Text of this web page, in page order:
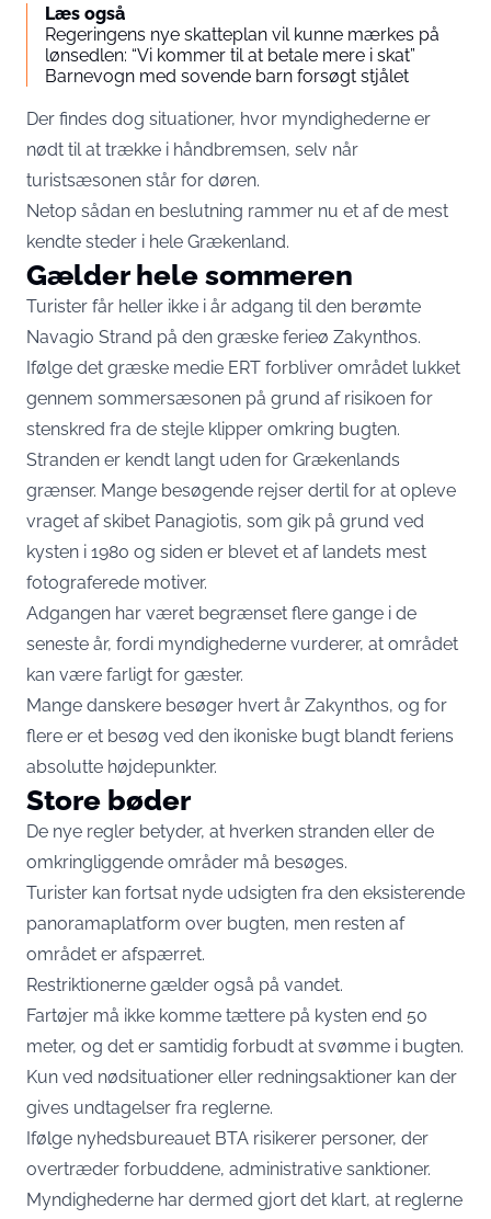
Læs også
Regeringens nye skatteplan vil kunne mærkes på
lønsedlen: “Vi kommer til at betale mere i skat”
Barnevogn med sovende barn forsøgt stjålet
Der findes dog situationer, hvor myndighederne er
nødt til at trække i håndbremsen, selv når
turistsæsonen står for døren.
Netop sådan en beslutning rammer nu et af de mest
kendte steder i hele Grækenland.
Gælder hele sommeren
Turister får heller ikke i år adgang til den berømte
Navagio Strand på den græske ferieø Zakynthos.
Ifølge det græske medie ERT forbliver området lukket
gennem sommersæsonen på grund af risikoen for
stenskred fra de stejle klipper omkring bugten.
Stranden er kendt langt uden for Grækenlands
grænser. Mange besøgende rejser dertil for at opleve
vraget af skibet Panagiotis, som gik på grund ved
kysten i 1980 og siden er blevet et af landets mest
fotograferede motiver.
Adgangen har været begrænset flere gange i de
seneste år, fordi myndighederne vurderer, at området
kan være farligt for gæster.
Mange danskere besøger hvert år Zakynthos, og for
flere er et besøg ved den ikoniske bugt blandt feriens
absolutte højdepunkter.
Store bøder
De nye regler betyder, at hverken stranden eller de
omkringliggende områder må besøges.
Turister kan fortsat nyde udsigten fra den eksisterende
panoramaplatform over bugten, men resten af
området er afspærret.
Restriktionerne gælder også på vandet.
Fartøjer må ikke komme tættere på kysten end 50
meter, og det er samtidig forbudt at svømme i bugten.
Kun ved nødsituationer eller redningsaktioner kan der
gives undtagelser fra reglerne.
Ifølge nyhedsbureauet BTA risikerer personer, der
overtræder forbuddene, administrative sanktioner.
Myndighederne har dermed gjort det klart, at reglerne